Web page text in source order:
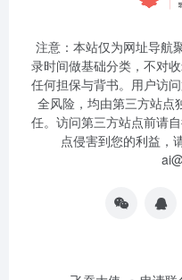
注意：本站仅为网址导航
录时间做基础分类，不对
任何担保与背书。用户访
全风险，均由第三方站点
任。访问第三方站点前请
点侵害到您的利益，